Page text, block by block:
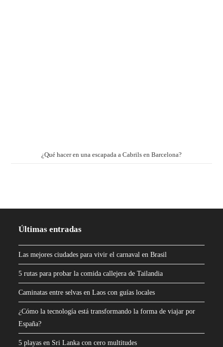
¿Qué hacer en una escapada a Cabrils en Barcelona?
Últimas entradas
Las mejores ciudades para vivir el carnaval en Brasil
5 rutas para probar la comida callejera de Tailandia
Caminatas entre selvas en Laos con guías locales
¿Cómo la tecnología está transformando la forma de viajar por
España?
5 playas en Sri Lanka con cero multitudes